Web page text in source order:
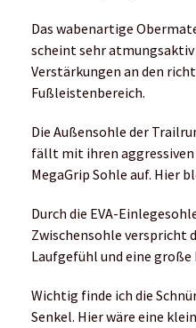
Das wabenartige
scheint sehr atmungsaktiv
Verstärkungen an den
Fußleistenbereich.
Die Außensohle der
fällt mit ihren
MegaGrip Sohle auf. Hier
Durch die EVA-
Zwischensohle verspricht
Laufgefühl und eine
Wichtig finde ich die
Senkel. Hier wäre eine